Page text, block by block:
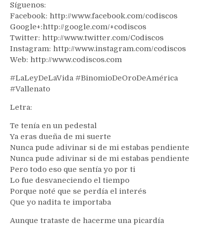
Síguenos:
Facebook: http://www.facebook.com/codiscos
Google+:http://google.com/+codiscos
Twitter: http://www.twitter.com/Codiscos
Instagram: http://www.instagram.com/codiscos
Web: http://www.codiscos.com
#LaLeyDeLaVida #BinomioDeOroDeAmérica
#Vallenato
Letra:
Te tenía en un pedestal
Ya eras dueña de mi suerte
Nunca pude adivinar si de mi estabas pendiente
Nunca pude adivinar si de mi estabas pendiente
Pero todo eso que sentía yo por ti
Lo fue desvaneciendo el tiempo
Porque noté que se perdía el interés
Que yo nadita te importaba
Aunque trataste de hacerme una picardía